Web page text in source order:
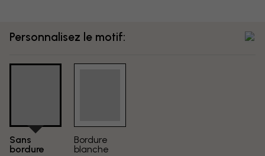
Personnalisez le motif:
Sans
bordure
Bordure
blanche